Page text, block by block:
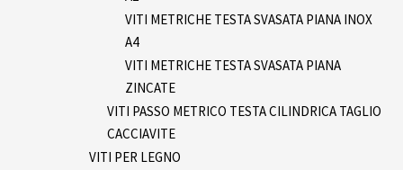
VITI METRICHE TESTA SVASATA PIANA INOX
A4
VITI METRICHE TESTA SVASATA PIANA
ZINCATE
VITI PASSO METRICO TESTA CILINDRICA TAGLIO
CACCIAVITE
VITI PER LEGNO